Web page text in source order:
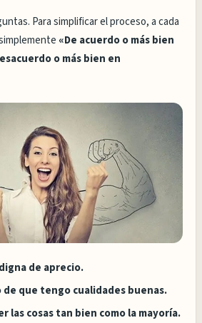
Para simplificar el proceso, a cada
«De acuerdo o más bien
o más bien en
de aprecio.
de que tengo cualidades buenas.
las cosas tan bien como la mayoría.